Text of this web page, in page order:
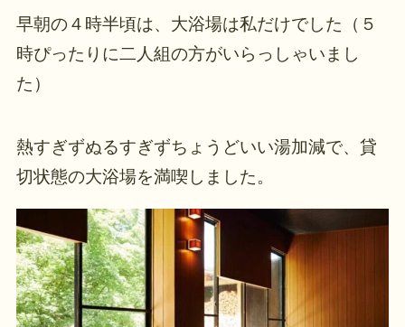
早朝の４時半頃は、大浴場は私だけでした（５
時ぴったりに二人組の方がいらっしゃいまし
た）
熱すぎずぬるすぎずちょうどいい湯加減で、貸
切状態の大浴場を満喫しました。